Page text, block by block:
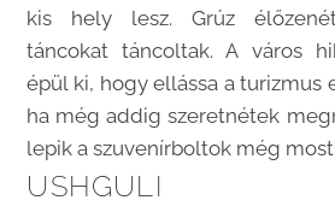
kis hely lesz. Grúz
táncokat táncoltak. A város
épül ki, hogy ellássa a turizmus
ha még addig szeretnétek
lepik a szuvenírboltok még
USHGULI